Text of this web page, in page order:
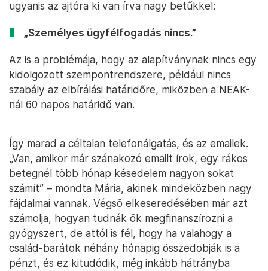
ugyanis az ajtóra ki van írva nagy betűkkel:
„Személyes ügyfélfogadás nincs.”
Az is a problémája, hogy az alapítványnak nincs egy
kidolgozott szempontrendszere, például nincs
szabály az elbírálási határidőre, miközben a NEAK-
nál 60 napos határidő van.
Így marad a céltalan telefonálgatás, és az emailek.
„Van, amikor már szánakozó emailt írok, egy rákos
betegnél több hónap késedelem nagyon sokat
számít” – mondta Mária, akinek mindeközben nagy
fájdalmai vannak. Végső elkeseredésében már azt
számolja, hogyan tudnák ők megfinanszírozni a
gyógyszert, de attól is fél, hogy ha valahogy a
család-barátok néhány hónapig összedobják is a
pénzt, és ez kitudódik, még inkább hátrányba